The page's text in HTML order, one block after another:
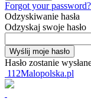
Forgot your
Odzyskiwanie hasła
Odzyskaj swoje hasło
Hasło zostanie
112Malopolska.pl